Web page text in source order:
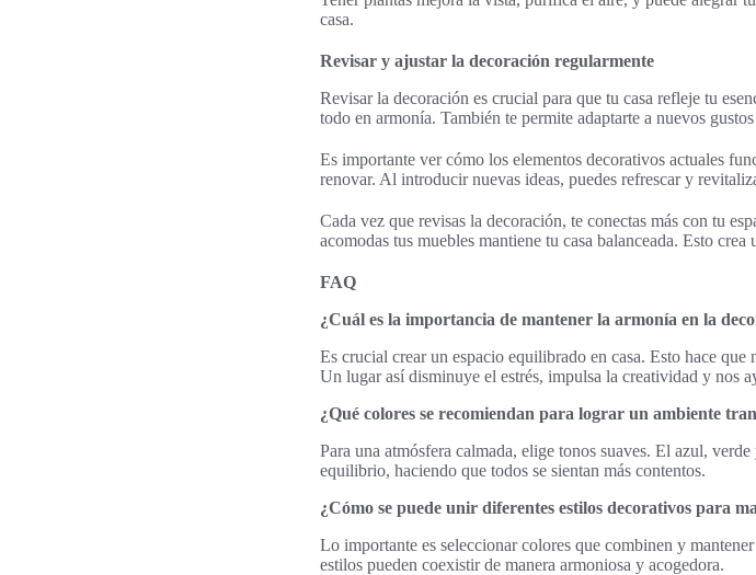
casa.
Revisar y ajustar la decoración regularmente
Revisar la decoración es crucial para que tu casa refleje tu
todo en armonía. También te permite adaptarte a nuevos
Es importante ver cómo los elementos decorativos actuales
renovar. Al introducir nuevas ideas, puedes refrescar y
Cada vez que revisas la decoración, te conectas más con tu
acomodas tus muebles mantiene tu casa balanceada. Esto
FAQ
¿Cuál es la importancia de mantener la armonía en la
Es crucial crear un espacio equilibrado en casa. Esto hace
Un lugar así disminuye el estrés, impulsa la creatividad y nos
¿Qué colores se recomiendan para lograr un ambiente
Para una atmósfera calmada, elige tonos suaves. El azul,
equilibrio, haciendo que todos se sientan más contentos.
¿Cómo se puede unir diferentes estilos decorativos para
Lo importante es seleccionar colores que combinen y
estilos pueden coexistir de manera armoniosa y acogedora.